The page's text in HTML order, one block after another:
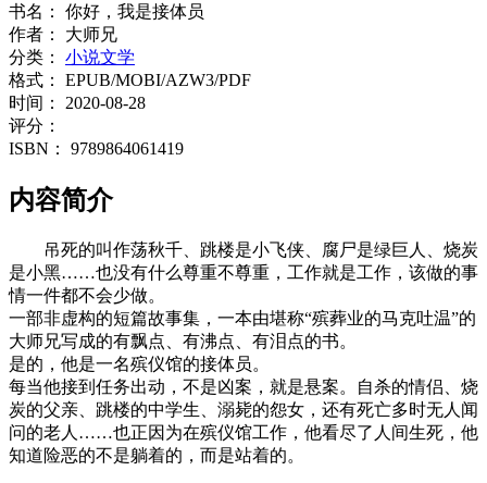
书名：
你好，我是接体员
作者：
大师兄
分类：
小说文学
格式：
EPUB/MOBI/AZW3/PDF
时间：
2020-08-28
评分：
ISBN：
9789864061419
内容简介
吊死的叫作荡秋千、跳楼是小飞侠、腐尸是绿巨人、烧炭
是小黑……也没有什么尊重不尊重，工作就是工作，该做的事
情一件都不会少做。
一部非虚构的短篇故事集，一本由堪称“殡葬业的马克吐温”的
大师兄写成的有飘点、有沸点、有泪点的书。
是的，他是一名殡仪馆的接体员。
每当他接到任务出动，不是凶案，就是悬案。自杀的情侣、烧
炭的父亲、跳楼的中学生、溺毙的怨女，还有死亡多时无人闻
问的老人……也正因为在殡仪馆工作，他看尽了人间生死，他
知道险恶的不是躺着的，而是站着的。